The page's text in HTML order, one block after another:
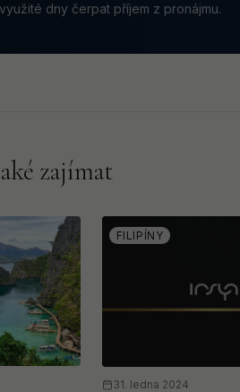
dny čerpat příjem z pronájmu.
zajímat
FILIPÍNY
31. ledna 2024